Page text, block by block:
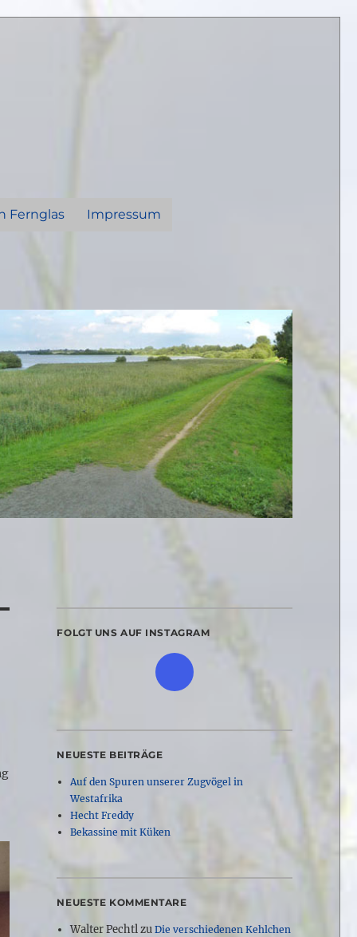
Fernglas Impressum
FOLGT UNS AUF INSTAGRAM
NEUESTE BEITRÄGE
Auf den Spuren unserer Zugvögel in
Westafrika
Hecht Freddy
Bekassine mit Küken
NEUESTE KOMMENTARE
Walter Pechtlzu Die verschiedenen Kehlchen